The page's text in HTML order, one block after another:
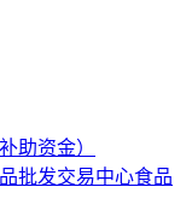
助资金）
批发交易中心食品